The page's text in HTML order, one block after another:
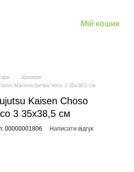
Мій кошик
Шопери
Магічна Битва Чосо 3 35х38,5 см
Kaisen Choso
3 35х38,5 см
00000001806 Написати відгук